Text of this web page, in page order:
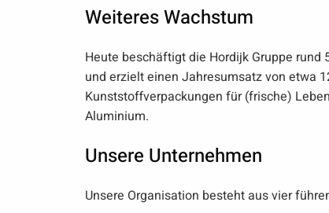
Weiteres Wachstum
Heute beschäftigt die Hordijk Gruppe
und erzielt einen Jahresumsatz von etwa
Kunststoffverpackungen für (frische)
Aluminium.
Unsere Unternehmen
Unsere Organisation besteht aus vier